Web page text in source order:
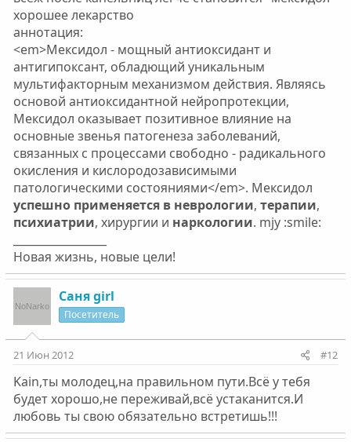
хорошее лекарство
аннотация:
<em>Мексидол - мощный антиоксидант и
антигипоксант, обладющий уникальным
мультифакторным механизмом действия. Являясь
основой антиоксидантной нейропротекции,
Мексидол оказывает позитивное влияние на
основные звенья патогенеза заболеваний,
связанных с процессами свободно - радикального
окисления и кислородозависимыми
патологическими состояниями</em>. Мексидол
успешно применяется в неврологии, терапии,
психиатрии, хирургии и наркологии. mjy :smile:
Новая жизнь, новые цели!
Саня girl
Посетитель
21 Июн 2012 #12
Kain,ты молодец,на правильном пути.Всё у тебя
будет хорошо,не переживай,всё устаканится.И
любовь ты свою обязательно встретишь!!!